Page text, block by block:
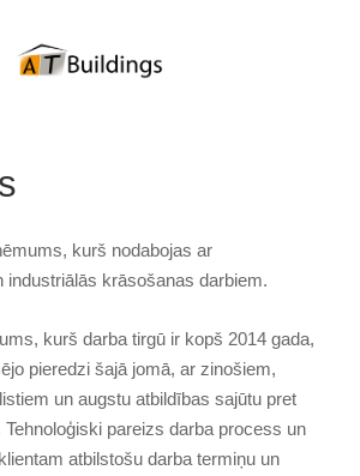
kurš nodabojas ar
industriālās krāsošanas darbiem.
kurš darba tirgū ir kopš 2014 gada,
pieredzi šajā jomā, ar zinošiem,
un augstu atbildības sajūtu pret
pareizs darba process un
atbilstošu darba termiņu un